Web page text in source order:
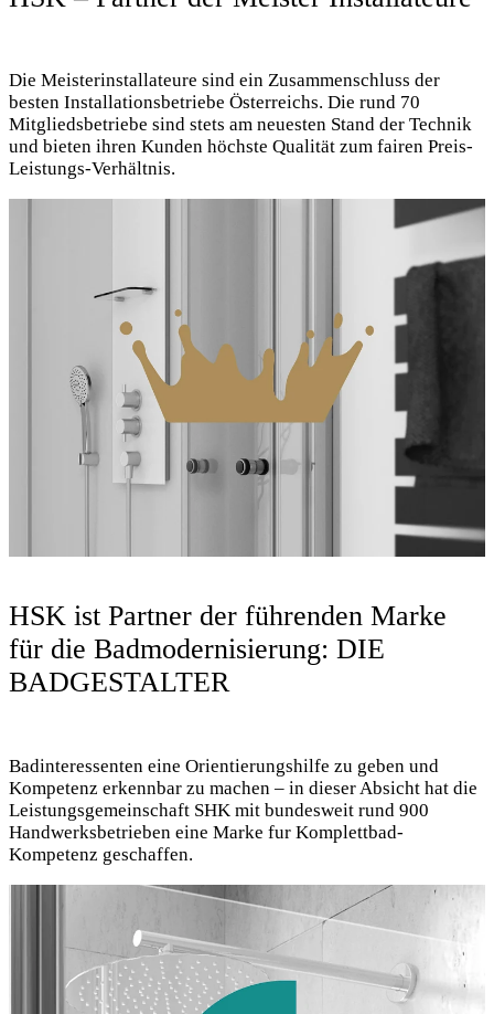
Die Meisterinstallateure sind ein Zusammenschluss der
besten Installationsbetriebe Österreichs. Die rund 70
Mitgliedsbetriebe sind stets am neuesten Stand der Technik
und bieten ihren Kunden höchste Qualität zum fairen Preis-
Leistungs-Verhältnis.
HSK ist Partner der führenden Marke
für die Badmodernisierung: DIE
BADGESTALTER
Badinteressenten eine Orientierungshilfe zu geben und
Kompetenz erkennbar zu machen – in dieser Absicht hat die
Leistungsgemeinschaft SHK mit bundesweit rund 900
Handwerksbetrieben eine Marke fur Komplettbad-
Kompetenz geschaffen.